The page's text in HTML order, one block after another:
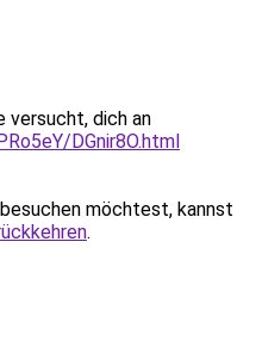
versucht, dich an
DGnir8O.html
möchtest, kannst
.